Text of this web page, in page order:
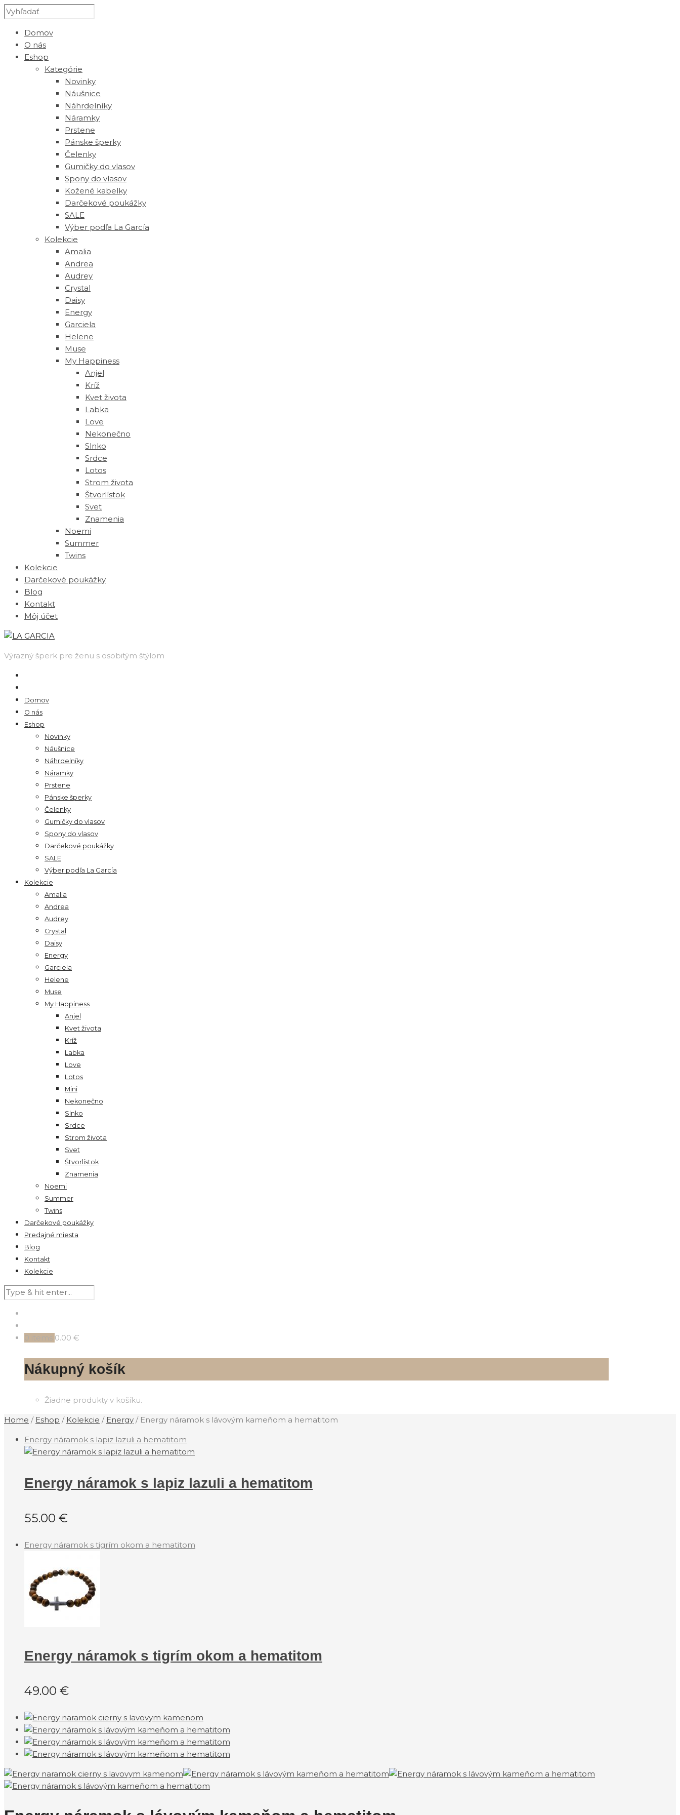
Domov
O nás
Eshop
Kategórie
Novinky
Náušnice
Náhrdelníky
Náramky
Prstene
Pánske šperky
Čelenky
Gumičky do vlasov
Spony do vlasov
Kožené kabelky
Darčekové poukážky
SALE
Výber podľa La García
Kolekcie
Amalia
Andrea
Audrey
Crystal
Daisy
Energy
Garciela
Helene
Muse
‎My Happiness
Anjel
Kríž
Kvet života
Labka
Love
Nekonečno
Slnko
Srdce
Lotos
Strom života
Štvorlístok
Svet
Znamenia
Noemi
Summer
Twins
Kolekcie
Darčekové poukážky
Blog
Kontakt
Môj účet
Výrazný šperk pre ženu s osobitým štýlom
Domov
O nás
Eshop
Novinky
Náušnice
Náhrdelníky
Náramky
Prstene
Pánske šperky
Čelenky
Gumičky do vlasov
Spony do vlasov
Darčekové poukážky
SALE
Výber podľa La García
Kolekcie
Amalia
Andrea
Audrey
Crystal
Daisy
Energy
Garciela
Helene
Muse
My Happiness
Anjel
Kvet života
Kríž
Labka
Love
Lotos
Mini
Nekonečno
Slnko
Srdce
Strom života
Svet
Štvorlístok
Znamenia
Noemi
Summer
Twins
Darčekové poukážky
Predajné miesta
Blog
Kontakt
Kolekcie
0 items 0.00 €
Nákupný košík
Žiadne produkty v košíku.
Home / Eshop / Kolekcie / ‎Energy / Energy náramok s lávovým kameňom a hematitom
Energy náramok s lapiz lazuli a hematitom
Energy náramok s lapiz lazuli a hematitom
55.00 €
Energy náramok s tigrím okom a hematitom
Energy náramok s tigrím okom a hematitom
49.00 €